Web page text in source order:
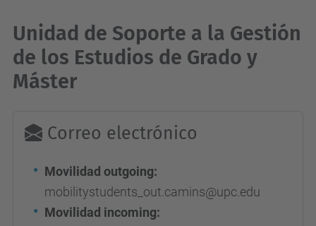
Unidad de Soporte a la Gestión
de los Estudios de Grado y
Máster
Correo electrónico
Movilidad outgoing:
mobilitystudents_out.camins@upc.edu
Movilidad incoming: